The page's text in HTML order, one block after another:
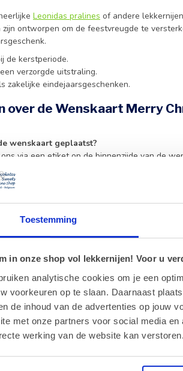
Toestemming
in onze shop vol lekkernijen! Voor u
analytische cookies om je een
voorkeuren op te slaan. Daarnaast
de inhoud van de advertenties op jouw
met onze partners voor social media
werking van de website kan verstoren.
Leonidas pralines of andere
ontworpen om de feestvreugde te
de kerstperiode.
verzorgde uitstraling.
zakelijke eindejaarsgeschenken.
over de Wenskaart Merry
wenskaart geplaatst?
via een etiket op de binnenzijde van de
bijpassende envelop standaard inbegrepen.
New Year toevoegen aan elk
aan al onze geschenken en bonbons.
van wenskaarten?
voor zakelijke klanten en grotere
cm, wat een ideaal formaat is voor elke